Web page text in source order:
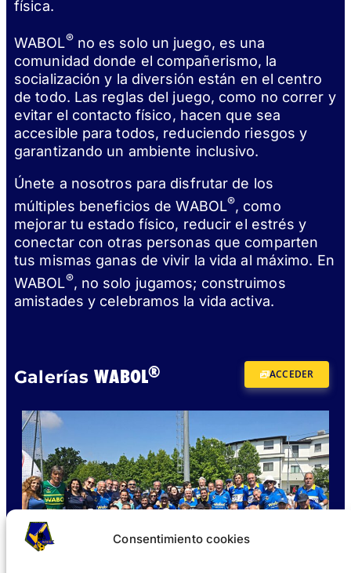
Consentimiento cookies
física.
WABOL®no es solo un juego, es una
comunidad donde el compañerismo, la
socialización y la diversión están en el centro
de todo. Las reglas del juego, como no correr y
evitar el contacto físico, hacen que sea
accesible para todos, reduciendo riesgos y
garantizando un ambiente inclusivo.
Únete a nosotros para disfrutar de los
múltiples beneficios de WABOL®, como
mejorar tu estado físico, reducir el estrés y
conectar con otras personas que comparten
tus mismas ganas de vivir la vida al máximo. En
WABOL®, no solo jugamos; construimos
amistades y celebramos la vida activa.
GaleríasWABOL® ACCEDER